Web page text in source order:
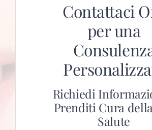
Contattaci
per una
Richiedi
Prenditi Cura
Salute